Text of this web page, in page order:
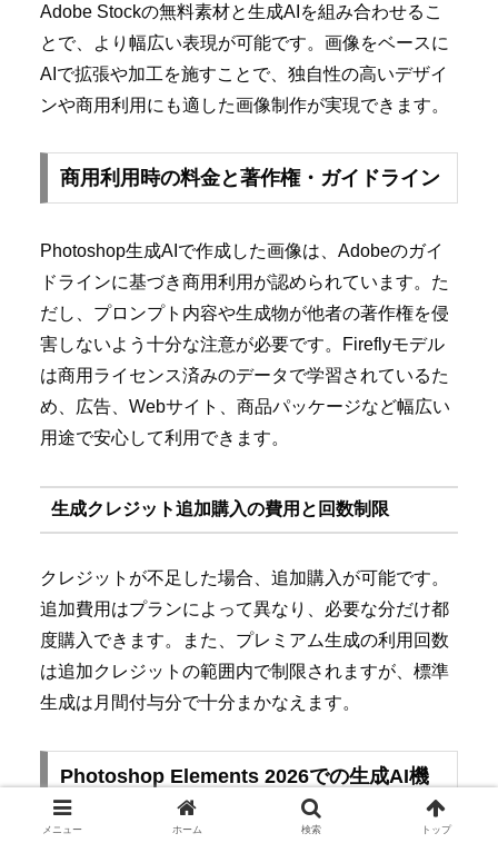
Adobe Stockの無料素材と生成AIを組み合わせるこ
とで、より幅広い表現が可能です。画像をベースに
AIで拡張や加工を施すことで、独自性の高いデザイ
ンや商用利用にも適した画像制作が実現できます。
商用利用時の料金と著作権・ガイドライン
Photoshop生成AIで作成した画像は、Adobeのガイ
ドラインに基づき商用利用が認められています。た
だし、プロンプト内容や生成物が他者の著作権を侵
害しないよう十分な注意が必要です。Fireflyモデル
は商用ライセンス済みのデータで学習されているた
め、広告、Webサイト、商品パッケージなど幅広い
用途で安心して利用できます。
生成クレジット追加購入の費用と回数制限
クレジットが不足した場合、追加購入が可能です。
追加費用はプランによって異なり、必要な分だけ都
度購入できます。また、プレミアム生成の利用回数
は追加クレジットの範囲内で制限されますが、標準
生成は月間付与分で十分まかなえます。
Photoshop Elements 2026での生成AI機
能
メニュー ホーム 検索 トップ